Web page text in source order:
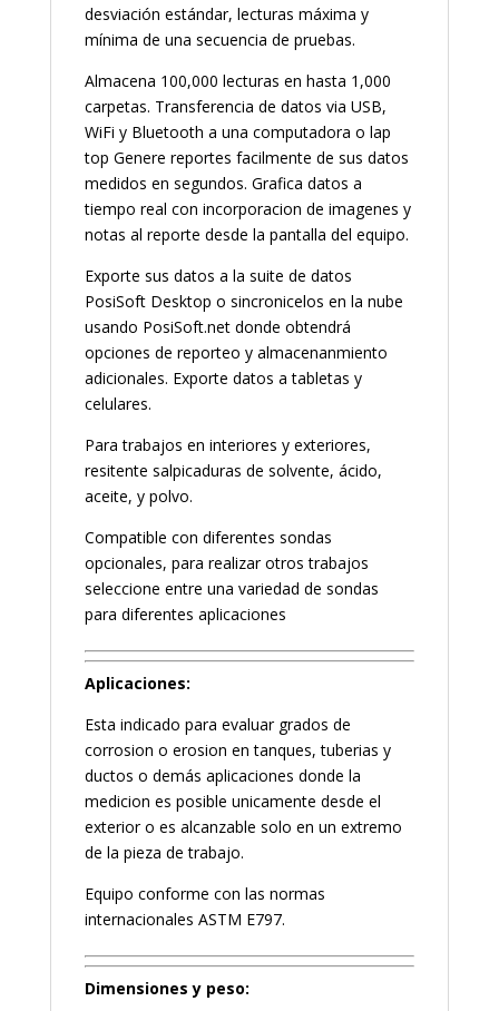
desviación estándar, lecturas máxima y
mínima de una secuencia de pruebas.
Almacena 100,000 lecturas en hasta 1,000
carpetas. Transferencia de datos via USB,
WiFi y Bluetooth a una computadora o lap
top Genere reportes facilmente de sus datos
medidos en segundos. Grafica datos a
tiempo real con incorporacion de imagenes y
notas al reporte desde la pantalla del equipo.
Exporte sus datos a la suite de datos
PosiSoft Desktop o sincronicelos en la nube
usando PosiSoft.net donde obtendrá
opciones de reporteo y almacenanmiento
adicionales. Exporte datos a tabletas y
celulares.
Para trabajos en interiores y exteriores,
resitente salpicaduras de solvente, ácido,
aceite, y polvo.
Compatible con diferentes sondas
opcionales, para realizar otros trabajos
seleccione entre una variedad de sondas
para diferentes aplicaciones
Aplicaciones:
Esta indicado para evaluar grados de
corrosion o erosion en tanques, tuberias y
ductos o demás aplicaciones donde la
medicion es posible unicamente desde el
exterior o es alcanzable solo en un extremo
de la pieza de trabajo.
Equipo conforme con las normas
internacionales ASTM E797.
Dimensiones y peso: